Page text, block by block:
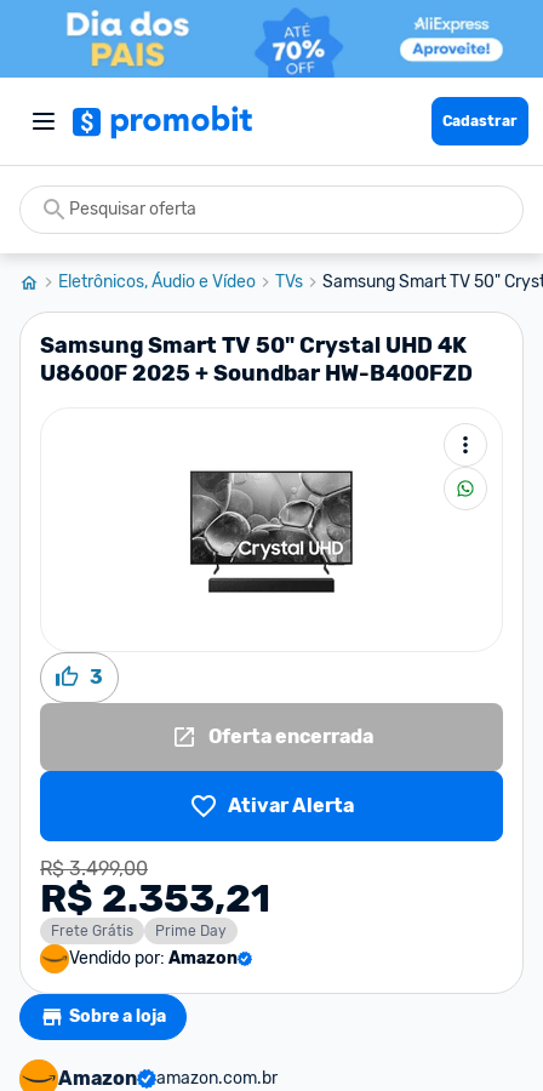
Cadastrar
Eletrônicos, Áudio e Vídeo TVs Samsung Smart TV 50"
Samsung Smart TV 50" Crystal UHD 4K
U8600F 2025 + Soundbar HW-B400FZD
3
Oferta encerrada
Ativar Alerta
R$ 3.499,00
R$ 2.353,21
Frete Grátis Prime Day
Vendido por: Amazon
Sobre a loja
Amazon
amazon.com.br